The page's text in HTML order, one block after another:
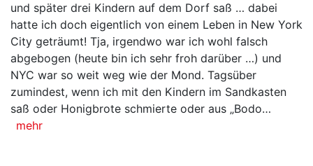
und später drei Kindern auf dem Dorf saß … dabei
hatte ich doch eigentlich von einem Leben in New York
City geträumt! Tja, irgendwo war ich wohl falsch
abgebogen (heute bin ich sehr froh darüber …) und
NYC war so weit weg wie der Mond. Tagsüber
zumindest, wenn ich mit den Kindern im Sandkasten
saß oder Honigbrote schmierte oder aus „Bodo…
mehr